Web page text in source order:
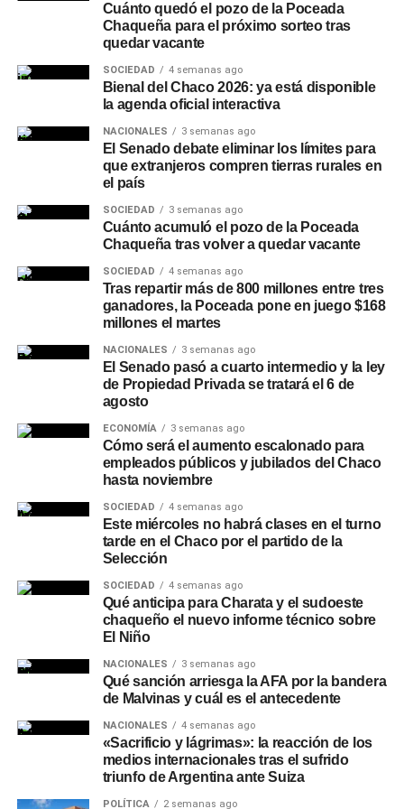
presencia en la gastronomía formal, combinándose
con carnes a las brasas, pastas e incluso postres.
envío a domicilio registraron subas constantes en
la demanda, especialmente durante eventos
deportivos de gran escala.
Secretos para servirla y
conservar la calidad
Especialistas del sector señalan que la forma de servido
molestias digestivas. La presencia de dos dedos de
espuma es obligatoria para proteger la bebida del
contacto con el oxígeno y retener la gasificación.
A su vez, recomiendan volcar siempre el contenido dentro
de un vaso o copa. Esta práctica permite la liberación del
exceso de gas carbónico, reduciendo la sensación de
pesadez e hinchazón y resaltando las notas del lúpulo y
urbanas y notas deSociedaden nuestro
Cuánto quedó el pozo de la Poceada
Chaqueña para el próximo sorteo tras
quedar vacante
SOCIEDAD 4 semanas ago
Bienal del Chaco 2026: ya está disponible
la agenda oficial interactiva
NACIONALES 3 semanas ago
El Senado debate eliminar los límites para
que extranjeros compren tierras rurales en
el país
SOCIEDAD 3 semanas ago
Cuánto acumuló el pozo de la Poceada
Chaqueña tras volver a quedar vacante
SOCIEDAD 4 semanas ago
Tras repartir más de 800 millones entre tres
ganadores, la Poceada pone en juego $168
millones el martes
NACIONALES 3 semanas ago
El Senado pasó a cuarto intermedio y la ley
de Propiedad Privada se tratará el 6 de
agosto
ECONOMÍA 3 semanas ago
Cómo será el aumento escalonado para
empleados públicos y jubilados del Chaco
hasta noviembre
SOCIEDAD 4 semanas ago
Este miércoles no habrá clases en el turno
tarde en el Chaco por el partido de la
Selección
SOCIEDAD 4 semanas ago
Qué anticipa para Charata y el sudoeste
chaqueño el nuevo informe técnico sobre
El Niño
NACIONALES 3 semanas ago
Qué sanción arriesga la AFA por la bandera
de Malvinas y cuál es el antecedente
NACIONALES 4 semanas ago
«Sacrificio y lágrimas»: la reacción de los
medios internacionales tras el sufrido
triunfo de Argentina ante Suiza
POLÍTICA 2 semanas ago